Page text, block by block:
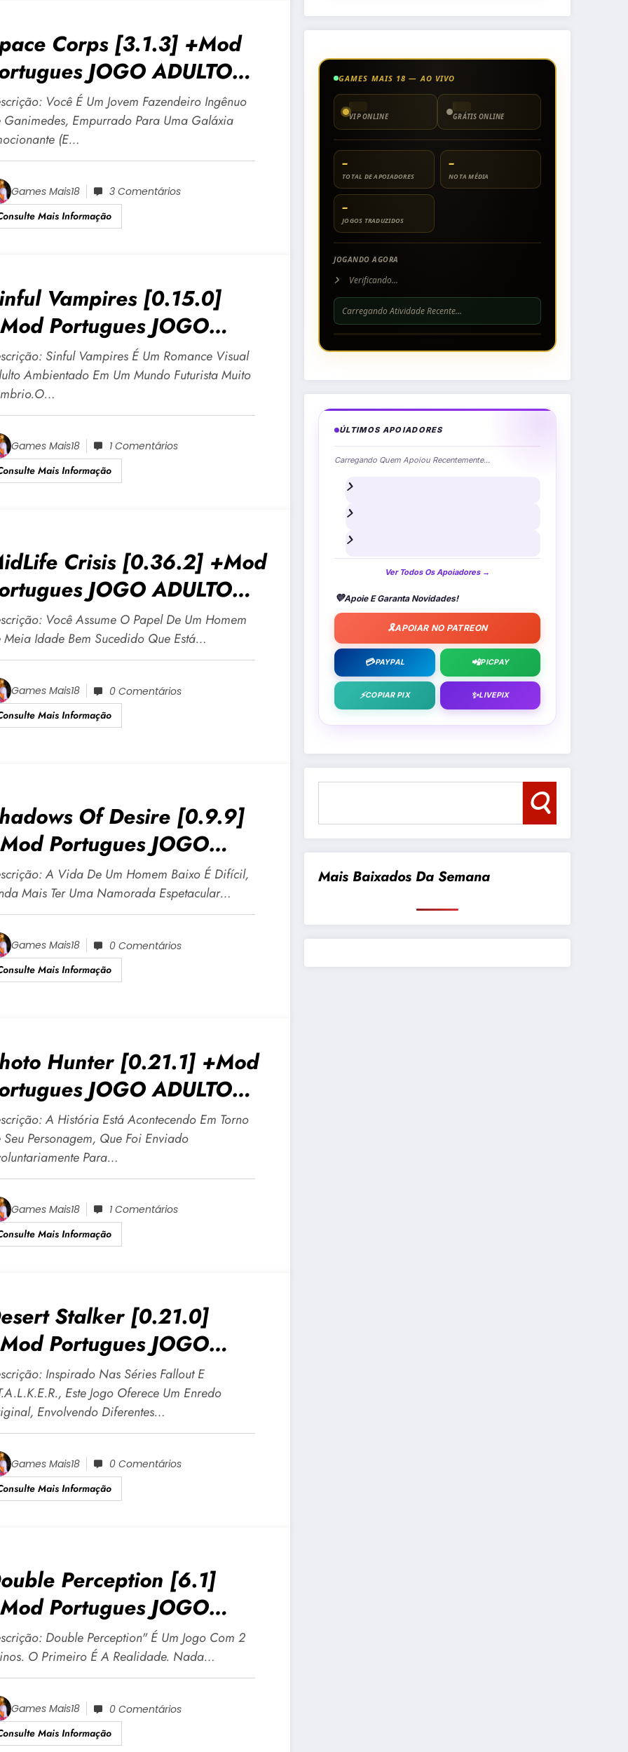
Corps [3.1.3] +Mod
JOGO ADULTO
Para Android E PC
Você É Um Jovem Fazendeiro Ingênuo
Ganimedes, Empurrado Para Uma Galáxia
(e…
Games Mais18
3 Comentários
Mais Informação
Vampires [0.15.0]
Portugues JOGO
+18 Para Android E
Sinful Vampires É Um Romance Visual
Ambientado Em Um Mundo Futurista Muito
Games Mais18
1 Comentários
Mais Informação
Crisis [0.36.2] +Mod
JOGO ADULTO
Para Android E PC
Você Assume O Papel De Um Homem
Meia Idade Bem Sucedido Que Está…
Games Mais18
0 Comentários
Mais Informação
Of Desire [0.9.9]
Portugues JOGO
+18 Para Android E
A Vida De Um Homem Baixo É Difícil,
Mais Ter Uma Namorada Espetacular…
Games Mais18
0 Comentários
Mais Informação
Hunter [0.21.1] +Mod
JOGO ADULTO
Para Android E PC
A História Está Acontecendo Em Torno
Seu Personagem, Que Foi Enviado
Para…
Games Mais18
1 Comentários
Mais Informação
Stalker [0.21.0]
Portugues JOGO
+18 Para Android E
Inspirado Nas Séries Fallout E
Este Jogo Oferece Um Enredo
Envolvendo Diferentes…
Games Mais18
0 Comentários
Mais Informação
Perception [6.1]
Portugues JOGO
+18 Para Android E
Double Perception" É Um Jogo Com 2
O Primeiro É A Realidade. Nada…
Games Mais18
0 Comentários
Mais Informação
GAMES MAIS 18 — AO VIVO
VIP ONLINE GRÁTIS ONLINE
–
TOTAL DE APOIADORES
–
NOTA MÉDIA
–
JOGOS TRADUZIDOS
JOGANDO AGORA
Verificando...
Carregando Atividade Recente...
ÚLTIMOS APOIADORES
Carregando Quem Apoiou Recentemente...
Ver Todos Os Apoiadores →
💜Apoie E Garanta Novidades!
🎗️APOIAR NO PATREON
💳PAYPAL 📲PICPAY
⚡COPIAR PIX ✨LIVEPIX
Pesquisar
Mais Baixados Da Semana